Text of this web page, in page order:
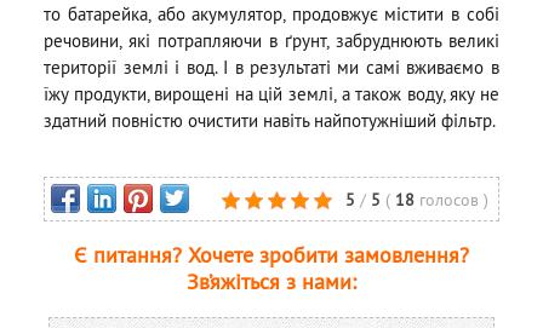
то батарейка, або акумулятор, продовжує містити в собі
речовини, які потрапляючи в ґрунт, забруднюють великі
території землі і вод. І в результаті ми самі вживаємо в
їжу продукти, вирощені на цій землі, а також воду, яку не
здатний повністю очистити навіть найпотужніший фільтр.
5 / 5 ( 18 голосов)
Є питання? Хочете зробити замовлення?
Зв’яжіться з нами: